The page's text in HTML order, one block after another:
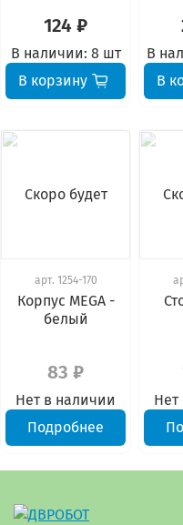
124 ₽
В наличии: 8 шт
В корзину
В
В
Скоро будет
арт. 1254-170
Корпус MEGA -
белый
83 ₽
Нет в наличии
Подробнее
Нет